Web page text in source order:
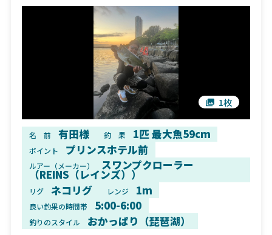
1枚
名 前 有田様 釣 果 1匹 最大魚59cm
ポイント プリンスホテル前
ルアー（メーカー） スワンプクローラー
（REINS（レインズ））
リグ ネコリグ レンジ 1m
良い釣果の時間帯 5:00-6:00
釣りのスタイル おかっぱり（琵琶湖）